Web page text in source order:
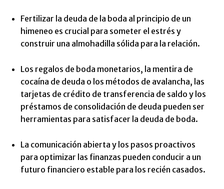
Fertilizar la deuda de la boda al principio de un
himeneo es crucial para someter el estrés y
construir una almohadilla sólida para la relación.
Los regalos de boda monetarios, la mentira de
cocaína de deuda o los métodos de avalancha, las
tarjetas de crédito de transferencia de saldo y los
préstamos de consolidación de deuda pueden ser
herramientas para satisfacer la deuda de boda.
La comunicación abierta y los pasos proactivos
para optimizar las finanzas pueden conducir a un
futuro financiero estable para los recién casados.